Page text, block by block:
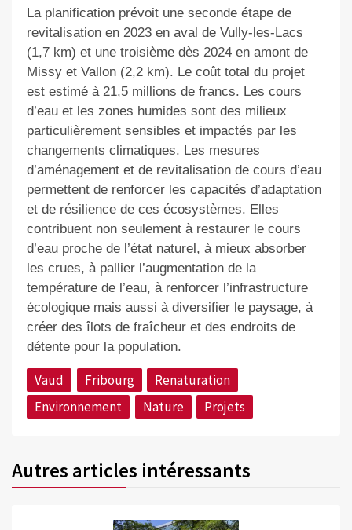
La planification prévoit une seconde étape de
revitalisation en 2023 en aval de Vully-les-Lacs
(1,7 km) et une troisième dès 2024 en amont de
Missy et Vallon (2,2 km). Le coût total du projet
est estimé à 21,5 millions de francs. Les cours
d’eau et les zones humides sont des milieux
particulièrement sensibles et impactés par les
changements climatiques. Les mesures
d’aménagement et de revitalisation de cours d’eau
permettent de renforcer les capacités d’adaptation
et de résilience de ces écosystèmes. Elles
contribuent non seulement à restaurer le cours
d’eau proche de l’état naturel, à mieux absorber
les crues, à pallier l’augmentation de la
température de l’eau, à renforcer l’infrastructure
écologique mais aussi à diversifier le paysage, à
créer des îlots de fraîcheur et des endroits de
détente pour la population.
Vaud Fribourg
Renaturation
Environnement
Nature Projets
Autres articles intéressants